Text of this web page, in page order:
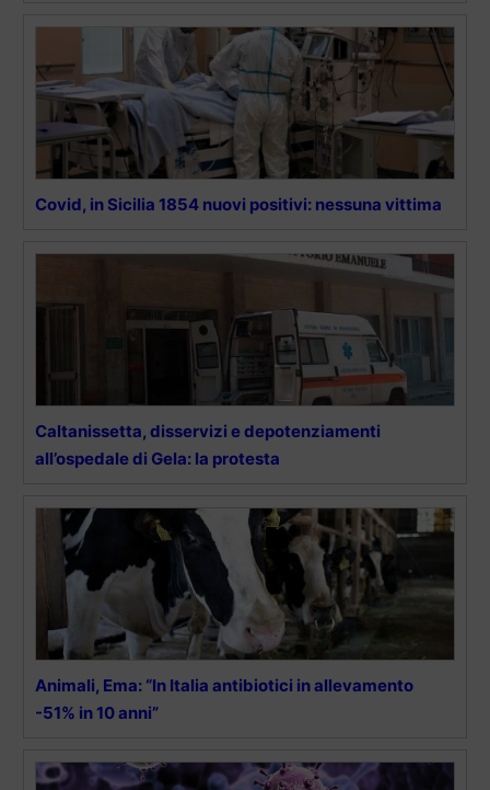
Covid, in Sicilia 1854 nuovi positivi: nessuna vittima
Caltanissetta, disservizi e depotenziamenti
all’ospedale di Gela: la protesta
Animali, Ema: “In Italia antibiotici in allevamento
-51% in 10 anni”